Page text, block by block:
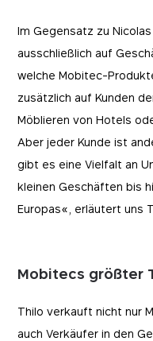
Im Gegensatz zu
ausschließlich auf
welche Mobitec-
zusätzlich auf Kunden
Möblieren von Hotels
Aber jeder Kunde ist
gibt es eine Vielfalt an
kleinen Geschäften bis
Europas«, erläutert uns
Mobitecs größter
Thilo verkauft nicht nur
auch Verkäufer in den